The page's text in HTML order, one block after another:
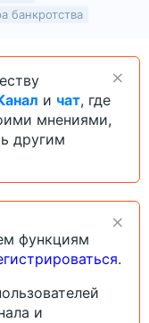
банкротства
и чат, где
мнениями,
другим
функциям
.
и